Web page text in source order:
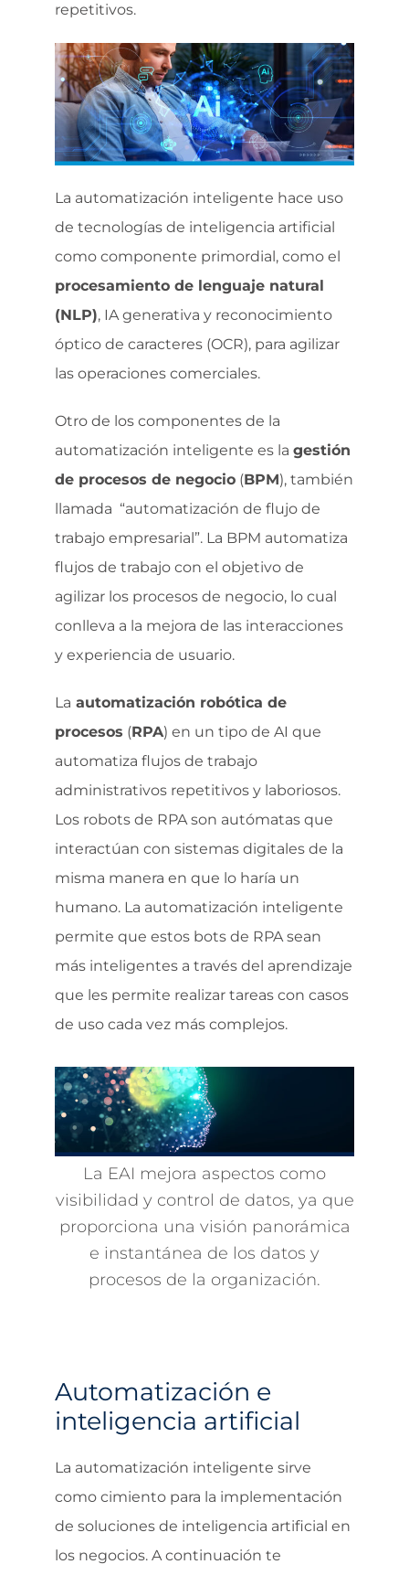
repetitivos.
La automatización inteligente hace uso
de tecnologías de inteligencia artificial
como componente primordial, como el
procesamiento de lenguaje natural
(NLP), IA generativa y reconocimiento
óptico de caracteres (OCR), para agilizar
las operaciones comerciales.
Otro de los componentes de la
automatización inteligente es la gestión
de procesos de negocio (BPM), también
llamada “automatización de flujo de
trabajo empresarial”. La BPM automatiza
flujos de trabajo con el objetivo de
agilizar los procesos de negocio, lo cual
conlleva a la mejora de las interacciones
y experiencia de usuario.
La automatización robótica de
procesos (RPA) en un tipo de AI que
automatiza flujos de trabajo
administrativos repetitivos y laboriosos.
Los robots de RPA son autómatas que
interactúan con sistemas digitales de la
misma manera en que lo haría un
humano. La automatización inteligente
permite que estos bots de RPA sean
más inteligentes a través del aprendizaje
que les permite realizar tareas con casos
de uso cada vez más complejos.
La EAI mejora aspectos como
visibilidad y control de datos, ya que
proporciona una visión panorámica
e instantánea de los datos y
procesos de la organización.
Automatización e
inteligencia artificial
La automatización inteligente sirve
como cimiento para la implementación
de soluciones de inteligencia artificial en
los negocios. A continuación te